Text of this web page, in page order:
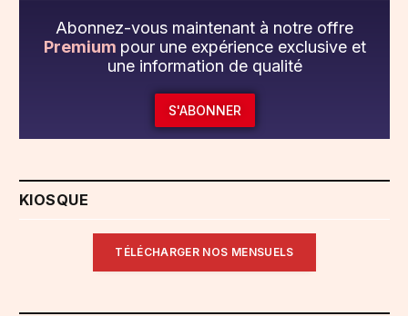
Abonnez-vous maintenant à notre offre
Premium pour une expérience exclusive et
une information de qualité
S'ABONNER
KIOSQUE
TÉLÉCHARGER NOS MENSUELS